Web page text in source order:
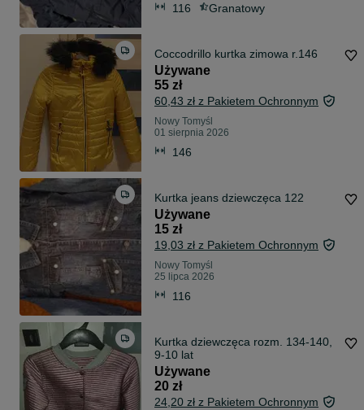
116 Granatowy
Coccodrillo kurtka zimowa r.146
Używane
55 zł
60,43 zł z Pakietem Ochronnym
Nowy Tomyśl
01 sierpnia 2026
146
Kurtka jeans dziewczęca 122
Używane
15 zł
19,03 zł z Pakietem Ochronnym
Nowy Tomyśl
25 lipca 2026
116
Kurtka dziewczęca rozm. 134-140,
9-10 lat
Używane
20 zł
24,20 zł z Pakietem Ochronnym